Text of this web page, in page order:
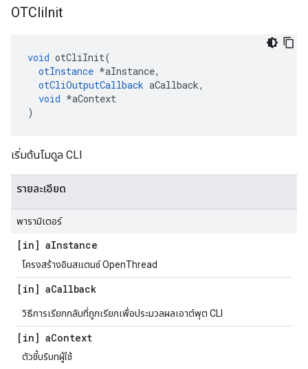
OTCliInit
void otCliInit(
otInstance *aInstance,
otCliOutputCallback aCallback,
void *aContext
)
เริ่มต้นโมดูล CLI
รายละเอียด
พารามิเตอร์
[in] aInstance
โครงสร้างอินสแตนซ์ OpenThread
[in] aCallback
วิธีการเรียกกลับที่ถูกเรียกเพื่อประมวลผลเอาต์พุต CLI
[in] aContext
ตัวชี้บริบทผู้ใช้